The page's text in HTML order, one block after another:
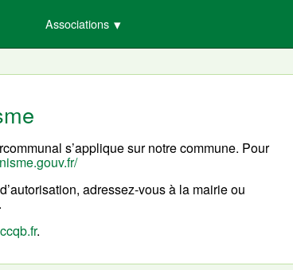
Associations
s’applique sur notre commune. Pour
adressez-vous à la mairie ou
.
.